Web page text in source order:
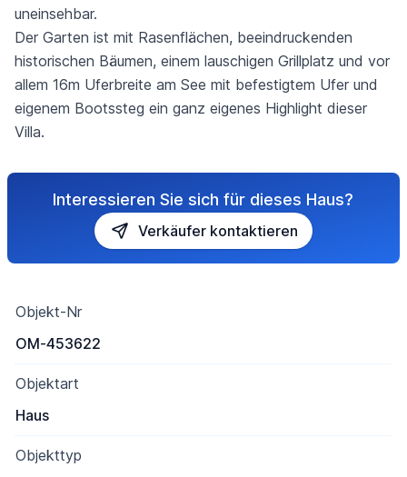
uneinsehbar.
Der Garten ist mit Rasenflächen, beeindruckenden
historischen Bäumen, einem lauschigen Grillplatz und vor
allem 16m Uferbreite am See mit befestigtem Ufer und
eigenem Bootssteg ein ganz eigenes Highlight dieser
Villa.
Interessieren Sie sich für dieses Haus?
Verkäufer kontaktieren
Objekt-Nr
OM-453622
Objektart
Haus
Objekttyp